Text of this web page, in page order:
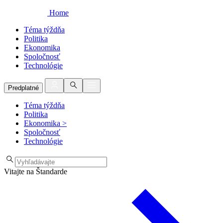
Home
Téma týždňa
Politika
Ekonomika
Spoločnosť
Technológie
Predplatné
Téma týždňa
Politika
Ekonomika >
Spoločnosť
Technológie
Vitajte na Štandarde